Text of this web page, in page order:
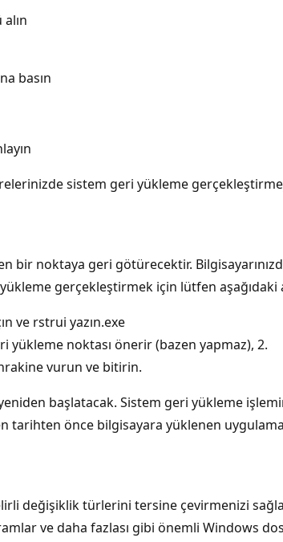
basın
sistem geri yükleme
bir noktaya geri götürecektir.
gerçekleştirmek için lütfen aşağıdaki
ve rstrui yazın.exe
noktası önerir (bazen yapmaz), 2.
vurun ve bitirin.
başlatacak. Sistem geri yükleme
tarihten önce bilgisayara yüklenen
değişiklik türlerini tersine çevirmenizi
ve daha fazlası gibi önemli Windows